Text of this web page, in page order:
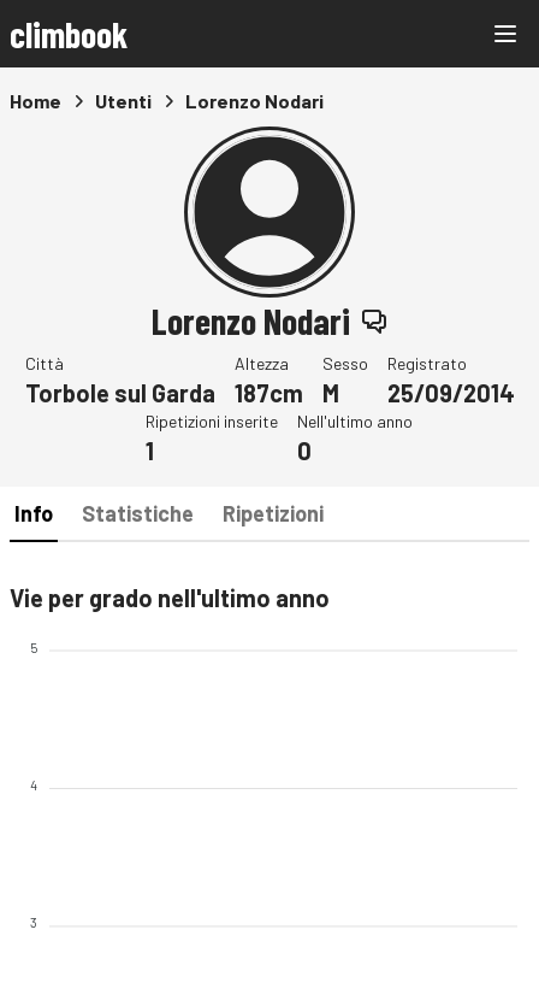
climbook
Home Utenti Lorenzo Nodari
Lorenzo Nodari
Città
Torbole sul Garda
Altezza
187cm
Sesso
M
Registrato
25/09/2014
Ripetizioni inserite
1
Nell'ultimo anno
0
Info Statistiche Ripetizioni
Vie per grado nell'ultimo anno
5
4
3